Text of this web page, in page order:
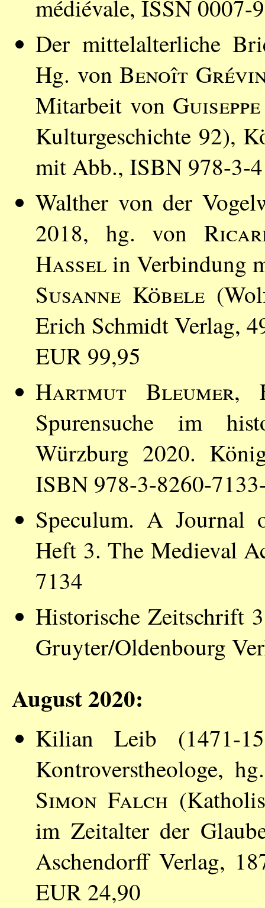
médiévale, ISSN 0007-
Der mittelalterliche
Hg. vonBenoît
Mitarbeit von
Kulturgeschichte 92),
mit Abb., ISBN 978-3-
Walther von der
2018, hg. von
Hasselin Verbindung
Susanne Köbele
Erich Schmidt Verlag,
EUR 99,95
Hartmut Bleumer,
Spurensuche im
Würzburg 2020.
ISBN 978-3-8260-
Speculum. A Journal
Heft 3. The Medieval
7134
Historische Zeitschrift
Gruyter/Oldenbourg
August 2020:
Kilian Leib (1471-
Kontroverstheologe,
Simon Falch
im Zeitalter der
Aschendorff Verlag,
EUR 24,90